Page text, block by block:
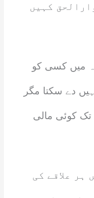
کہیں
میں کسی کو
دے سکتا مگر
تک کوئی مالی
ہر علاقے کی